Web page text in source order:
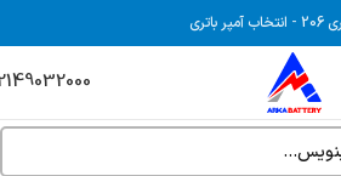
206
- انتخاب آمپر باتری